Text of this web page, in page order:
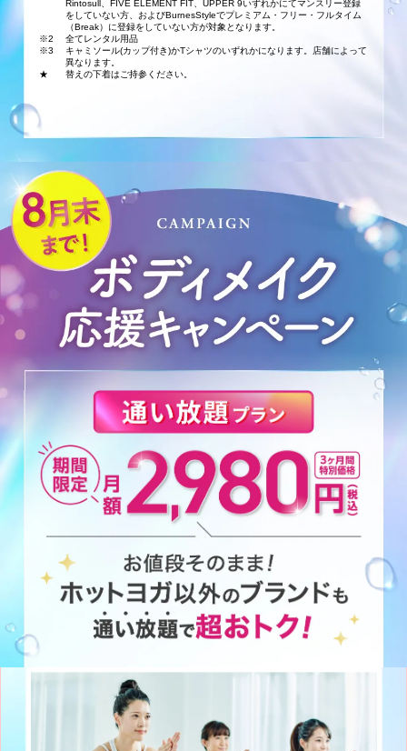
Rintosull、FIVE ELEMENT FIT、UPPER 9いずれかにてマンスリー登録
をしていない方、およびBurnesStyleでプレミアム・フリー・フルタイム
（Break）に登録をしていない方が対象となります。
※2
全てレンタル用品
※3
キャミソール(カップ付き)かTシャツのいずれかになります。店舗によって
異なります。
★
替えの下着はご持参ください。